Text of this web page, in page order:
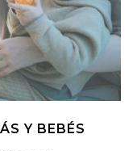
Y BEBÉS